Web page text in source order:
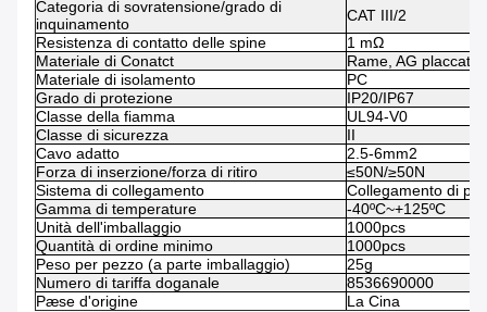
Categoria di sovratensione/grado di
inquinamento
CAT III/2
Resistenza di contatto delle spine
1 mΩ
Materiale di Conatct
Rame, AG placcato
Materiale di isolamento
PC
Grado di protezione
IP20/IP67
Classe della fiamma
UL94-V0
Classe di sicurezza
II
Cavo adatto
2.5-6mm2
Forza di inserzione/forza di ritiro
≤50N/≥50N
Sistema di collegamento
Collegamento di
Gamma di temperature
-40ºC~+125ºC
Unità dell'imballaggio
1000pcs
Quantità di ordine minimo
1000pcs
Peso per pezzo (a parte imballaggio)
25g
Numero di tariffa doganale
8536690000
Pæse d'origine
La Cina